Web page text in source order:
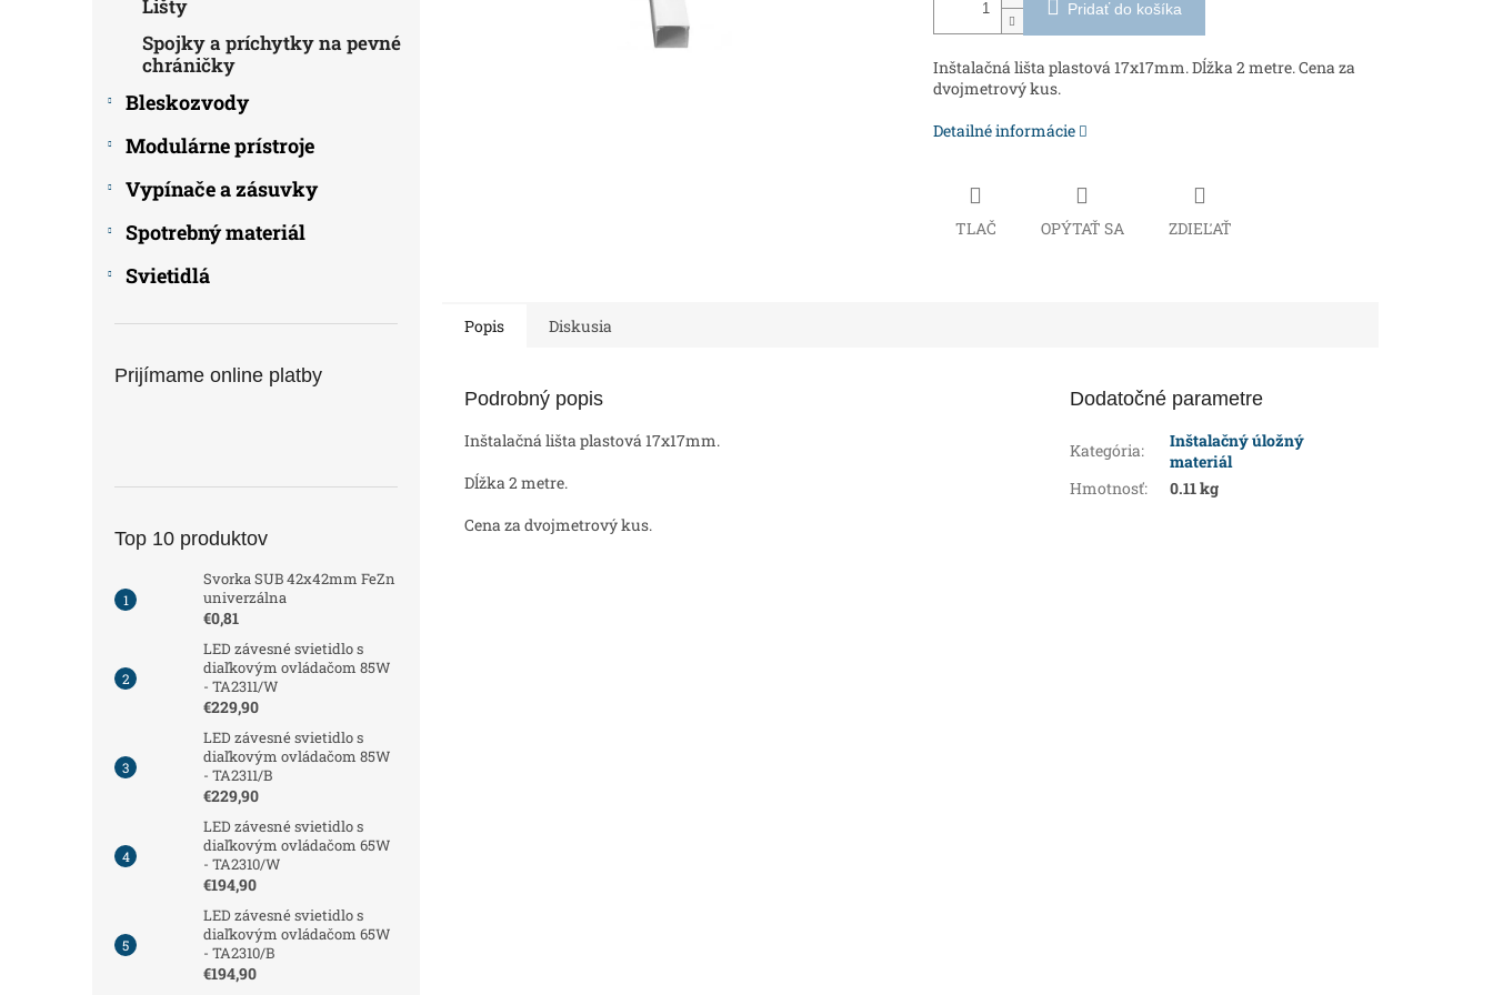
Lišty
Spojky a príchytky na pevné
chráničky
Bleskozvody
Modulárne prístroje
Vypínače a zásuvky
Spotrebný materiál
Svietidlá
Prijímame online platby
Top 10 produktov
Svorka SUB 42x42mm FeZn
univerzálna
€0,81
LED závesné svietidlo s
diaľkovým ovládačom 85W
- TA2311/W
€229,90
LED závesné svietidlo s
diaľkovým ovládačom 85W
- TA2311/B
€229,90
LED závesné svietidlo s
diaľkovým ovládačom 65W
- TA2310/W
€194,90
LED závesné svietidlo s
diaľkovým ovládačom 65W
- TA2310/B
€194,90
Pridať do košíka
Inštalačná lišta plastová 17x17mm. Dĺžka 2 metre. Cena za
dvojmetrový kus.
Detailné informácie
TLAČ OPÝTAŤ SA ZDIEĽAŤ
Popis Diskusia
Podrobný popis
Inštalačná lišta plastová 17x17mm.
Dĺžka 2 metre.
Cena za dvojmetrový kus.
Dodatočné parametre
Kategória:
Inštalačný úložný
materiál
Hmotnosť: 0.11 kg